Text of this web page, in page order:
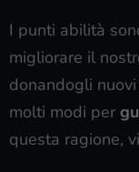
I punti abilità
migliorare il
donandogli
molti modi per
questa ragione,